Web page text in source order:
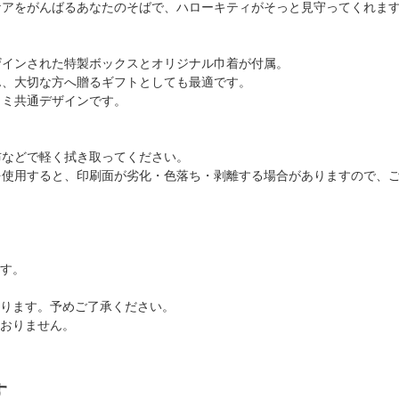
をがんばるあなたのそばで、ハローキティがそっと見守ってくれます
ンされた特製ボックスとオリジナル巾着が付属。
大切な方へ贈るギフトとしても最適です。
共通デザインです。
どで軽く拭き取ってください。
用すると、印刷面が劣化・色落ち・剥離する場合がありますので、
。
す。予めご了承ください。
りません。